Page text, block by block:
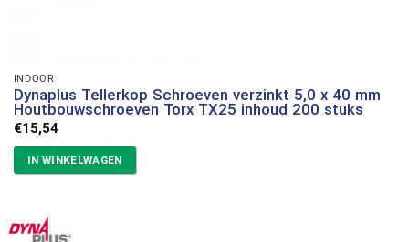
INDOOR
Dynaplus Tellerkop Schroeven verzinkt 5,0 x 40 mm
Houtbouwschroeven Torx TX25 inhoud 200 stuks
€15,54
IN WINKELWAGEN